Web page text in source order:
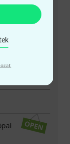
esetén